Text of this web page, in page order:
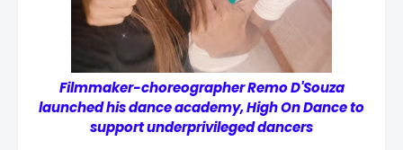
Filmmaker-choreographer Remo D'Souza
launched his dance academy, High On Dance to
support underprivileged dancers